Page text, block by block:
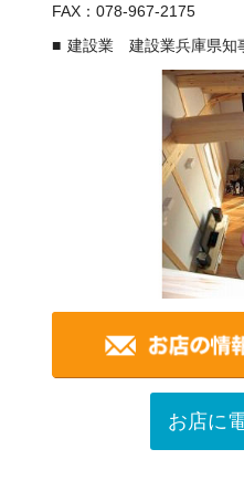
FAX：078-967-2175
建設業 建設業兵庫県知
お店に